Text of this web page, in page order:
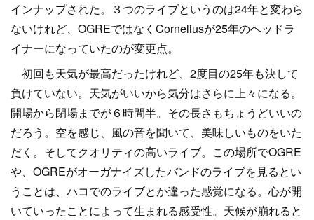
インナップされた。３つのライブというのは24年と変わら
ないけれど、OGREではなくCorneliusが25年のヘッドラ
イナーになっていたのが変更点。
初回も天気が最高だったけれど、2度目の25年も決して
負けていない。天気がいいから気分はさらに上々になる。
開場から閉場までが６時間半。その長さもちょうどいいの
だろう。空を感じ、風の音を聞いて、美味しいものをいた
だく。そしてクオリティの高いライブ。この場所でOGRE
や、OGREがオーガナイズしたバンドのライブを見るとい
うことは、ハコでのライブとか違った感覚になる。心が開
いていったことによって生まれる感受性。天候が崩れると